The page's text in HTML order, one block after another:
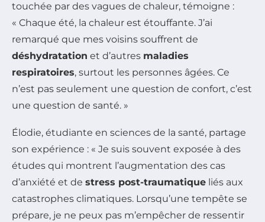
touchée par des vagues de chaleur, témoigne :
« Chaque été, la chaleur est étouffante. J’ai
remarqué que mes voisins souffrent de
déshydratation et d’autres maladies
respiratoires, surtout les personnes âgées. Ce
n’est pas seulement une question de confort, c’est
une question de santé. »
Élodie, étudiante en sciences de la santé, partage
son expérience : « Je suis souvent exposée à des
études qui montrent l’augmentation des cas
d’anxiété et de stress post-traumatique liés aux
catastrophes climatiques. Lorsqu’une tempête se
prépare, je ne peux pas m’empêcher de ressentir